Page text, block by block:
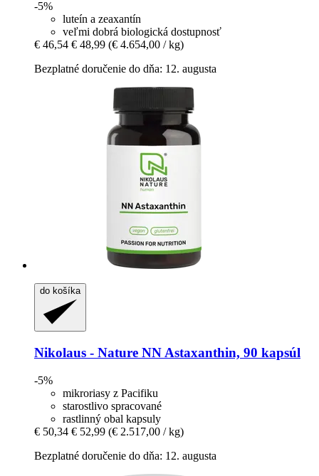
-5%
luteín a zeaxantín
veľmi dobrá biologická dostupnosť
€ 46,54 € 48,99 (€ 4.654,00 / kg)
Bezplatné doručenie do dňa: 12. augusta
do košíka
Nikolaus - Nature NN Astaxanthin, 90 kapsúl
-5%
mikroriasy z Pacifiku
starostlivo spracované
rastlinný obal kapsuly
€ 50,34 € 52,99 (€ 2.517,00 / kg)
Bezplatné doručenie do dňa: 12. augusta